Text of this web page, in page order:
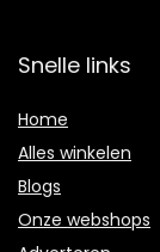
Snelle links
Home
Alles winkelen
Blogs
Onze webshops